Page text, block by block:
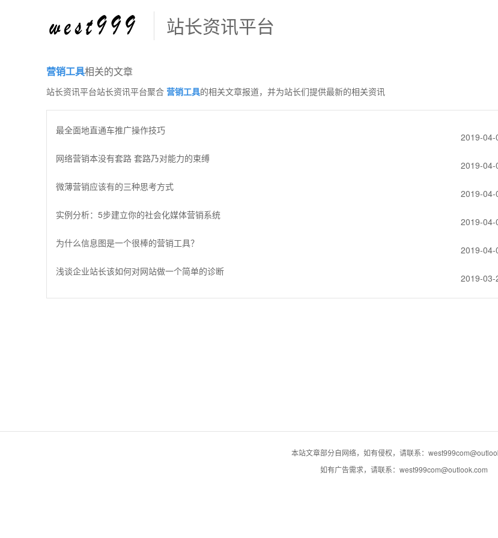
站长资讯平台
营销工具相关的文章
站长资讯平台站长资讯平台聚合 营销工具的相关文章报道，并为站长们提供最新的相关资讯
最全面地直通车推广操作技巧
2019-04-
网络营销本没有套路 套路乃对能力的束缚
2019-
微薄营销应该有的三种思考方式
2019-04-
实例分析：5步建立你的社会化媒体营销系统
2019-04-
为什么信息图是一个很棒的营销工具？
2019-04-
浅谈企业站长该如何对网站做一个简单的诊断
2019-03-
本站文章部分自网络，如有侵权，请联系：
如有广告需求，请联系：west999com@outlook.com